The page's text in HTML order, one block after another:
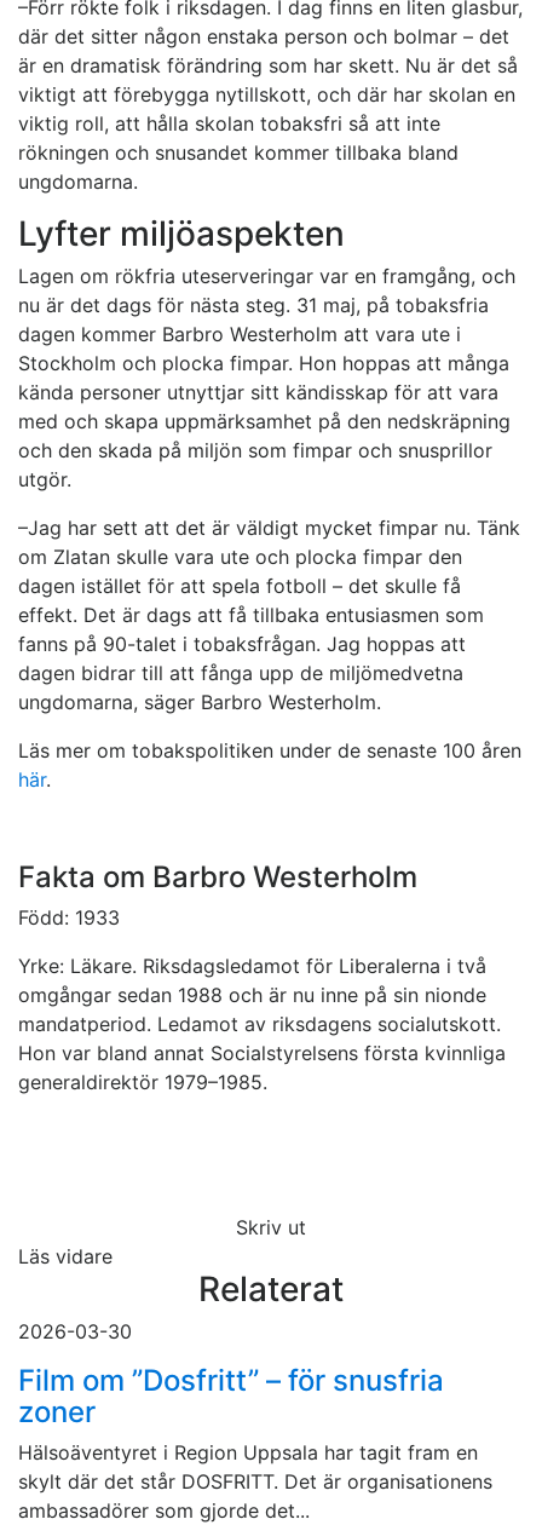
–Förr rökte folk i riksdagen. I dag finns en liten glasbur,
där det sitter någon enstaka person och bolmar – det
är en dramatisk förändring som har skett. Nu är det så
viktigt att förebygga nytillskott, och där har skolan en
viktig roll, att hålla skolan tobaksfri så att inte
rökningen och snusandet kommer tillbaka bland
ungdomarna.
Lyfter miljöaspekten
Lagen om rökfria uteserveringar var en framgång, och
nu är det dags för nästa steg. 31 maj, på tobaksfria
dagen kommer Barbro Westerholm att vara ute i
Stockholm och plocka fimpar. Hon hoppas att många
kända personer utnyttjar sitt kändisskap för att vara
med och skapa uppmärksamhet på den nedskräpning
och den skada på miljön som fimpar och snusprillor
utgör.
–Jag har sett att det är väldigt mycket fimpar nu. Tänk
om Zlatan skulle vara ute och plocka fimpar den
dagen istället för att spela fotboll – det skulle få
effekt. Det är dags att få tillbaka entusiasmen som
fanns på 90-talet i tobaksfrågan. Jag hoppas att
dagen bidrar till att fånga upp de miljömedvetna
ungdomarna, säger Barbro Westerholm.
Läs mer om tobakspolitiken under de senaste 100 åren
här.
Fakta om Barbro Westerholm
Född: 1933
Yrke: Läkare. Riksdagsledamot för Liberalerna i två
omgångar sedan 1988 och är nu inne på sin nionde
mandatperiod. Ledamot av riksdagens socialutskott.
Hon var bland annat Socialstyrelsens första kvinnliga
generaldirektör 1979–1985.
Skriv ut
Läs vidare
Relaterat
2026-03-30
Film om ”Dosfritt” – för snusfria
zoner
Hälsoäventyret i Region Uppsala har tagit fram en
skylt där det står DOSFRITT. Det är organisationens
ambassadörer som gjorde det...